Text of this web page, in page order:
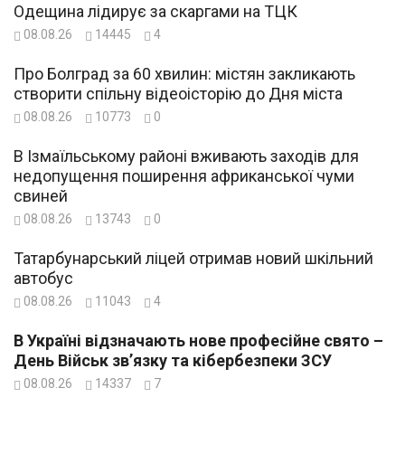
Одещина лідирує за скаргами на ТЦК
08.08.26 14445 4
Про Болград за 60 хвилин: містян закликають
створити спільну відеоісторію до Дня міста
08.08.26 10773 0
В Ізмаїльському районі вживають заходів для
недопущення поширення африканської чуми
свиней
08.08.26 13743 0
Татарбунарський ліцей отримав новий шкільний
автобус
08.08.26 11043 4
В Україні відзначають нове професійне свято –
День Військ зв’язку та кібербезпеки ЗСУ
08.08.26 14337 7